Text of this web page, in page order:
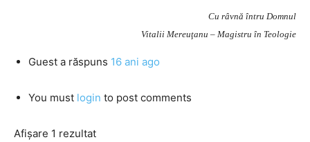
Cu râvnă întru Domnul
Vitalii Mereuţanu – Magistru în Teologie
Guest a răspuns 16 ani ago
You must login to post comments
Afișare 1 rezultat